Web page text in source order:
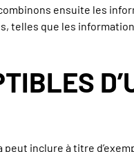
ensuite les
telles que les
inclure à titre